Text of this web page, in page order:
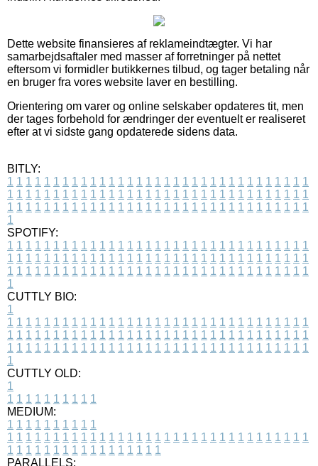
Dette website finansieres af reklameindtægter. Vi har
samarbejdsaftaler med masser af forretninger på nettet
eftersom vi formidler butikkernes tilbud, og tager betaling når
en bruger fra vores website laver en bestilling.
Orientering om varer og online selskaber opdateres tit, men
der tages forbehold for ændringer der eventuelt er realiseret
efter at vi sidste gang opdaterede sidens data.
BITLY:
1 1 1 1 1 1 1 1 1 1 1 1 1 1 1 1 1 1 1 1 1 1 1 1 1 1 1 1 1 1 1 1 1
1 1 1 1 1 1 1 1 1 1 1 1 1 1 1 1 1 1 1 1 1 1 1 1 1 1 1 1 1 1 1 1 1
1 1 1 1 1 1 1 1 1 1 1 1 1 1 1 1 1 1 1 1 1 1 1 1 1 1 1 1 1 1 1 1 1
1
SPOTIFY:
1 1 1 1 1 1 1 1 1 1 1 1 1 1 1 1 1 1 1 1 1 1 1 1 1 1 1 1 1 1 1 1 1
1 1 1 1 1 1 1 1 1 1 1 1 1 1 1 1 1 1 1 1 1 1 1 1 1 1 1 1 1 1 1 1 1
1 1 1 1 1 1 1 1 1 1 1 1 1 1 1 1 1 1 1 1 1 1 1 1 1 1 1 1 1 1 1 1 1
1
CUTTLY BIO:
1
1 1 1 1 1 1 1 1 1 1 1 1 1 1 1 1 1 1 1 1 1 1 1 1 1 1 1 1 1 1 1 1 1
1 1 1 1 1 1 1 1 1 1 1 1 1 1 1 1 1 1 1 1 1 1 1 1 1 1 1 1 1 1 1 1 1
1 1 1 1 1 1 1 1 1 1 1 1 1 1 1 1 1 1 1 1 1 1 1 1 1 1 1 1 1 1 1 1 1
1
CUTTLY OLD:
1
1 1 1 1 1 1 1 1 1 1
MEDIUM:
1 1 1 1 1 1 1 1 1 1
1 1 1 1 1 1 1 1 1 1 1 1 1 1 1 1 1 1 1 1 1 1 1 1 1 1 1 1 1 1 1 1 1
1 1 1 1 1 1 1 1 1 1 1 1 1 1 1 1 1
PARALLELS: